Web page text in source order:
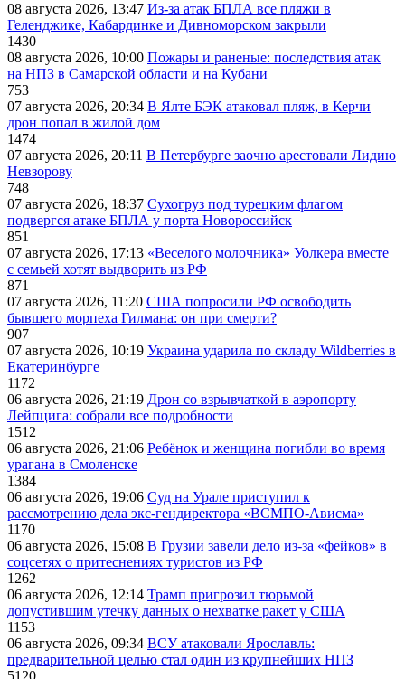
08 августа 2026, 13:47 Из-за атак БПЛА все пляжи в
Геленджике, Кабардинке и Дивноморском закрыли
1430
08 августа 2026, 10:00 Пожары и раненые: последствия атак
на НПЗ в Самарской области и на Кубани
753
07 августа 2026, 20:34 В Ялте БЭК атаковал пляж, в Керчи
дрон попал в жилой дом
1474
07 августа 2026, 20:11 В Петербурге заочно арестовали Лидию
Невзорову
748
07 августа 2026, 18:37 Сухогруз под турецким флагом
подвергся атаке БПЛА у порта Новороссийск
851
07 августа 2026, 17:13 «Веселого молочника» Уолкера вместе
с семьей хотят выдворить из РФ
871
07 августа 2026, 11:20 США попросили РФ освободить
бывшего морпеха Гилмана: он при смерти?
907
07 августа 2026, 10:19 Украина ударила по складу Wildberries в
Екатеринбурге
1172
06 августа 2026, 21:19 Дрон со взрывчаткой в аэропорту
Лейпцига: собрали все подробности
1512
06 августа 2026, 21:06 Ребёнок и женщина погибли во время
урагана в Смоленске
1384
06 августа 2026, 19:06 Суд на Урале приступил к
рассмотрению дела экс-гендиректора «ВСМПО-Ависма»
1170
06 августа 2026, 15:08 В Грузии завели дело из-за «фейков» в
соцсетях о притеснениях туристов из РФ
1262
06 августа 2026, 12:14 Трамп пригрозил тюрьмой
допустившим утечку данных о нехватке ракет у США
1153
06 августа 2026, 09:34 ВСУ атаковали Ярославль:
предварительной целью стал один из крупнейших НПЗ
5120